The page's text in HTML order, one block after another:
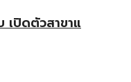
เปิดตัวสาขาแ